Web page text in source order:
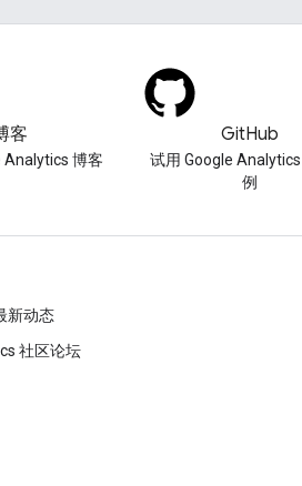
客
Analytics 博客
GitHub
试用 Google
例
新动态
社区论坛